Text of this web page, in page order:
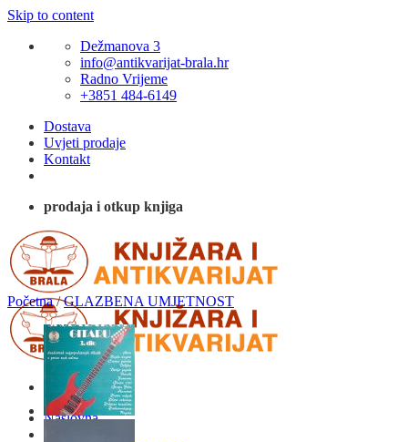
Skip to content
Dežmanova 3
info@antikvarijat-brala.hr
Radno Vrijeme
+3851 484-6149
Dostava
Uvjeti prodaje
Kontakt
prodaja i otkup knjiga
Naslovna
Početna / GLAZBENA UMJETNOST